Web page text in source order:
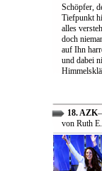
Schöpfer,
Tiefpunkt
alles
doch
auf Ihn
und dabei
18. AZK
von Ruth